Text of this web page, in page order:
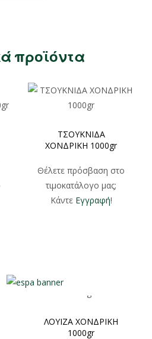
προϊόντα
ΤΣΟΥΚΝΙΔΑ
ΧΟΝΔΡΙΚΗ 1000gr
Θέλετε πρόσβαση στο
τιμοκατάλογο μας;
Κάντε Εγγραφή!
ΛΟΥΙΖΑ ΧΟΝΔΡΙΚΗ
1000gr